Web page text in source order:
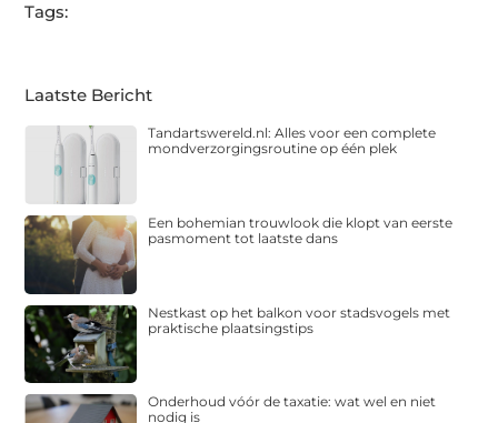
Tags:
Laatste Bericht
Tandartswereld.nl: Alles voor een complete
mondverzorgingsroutine op één plek
Een bohemian trouwlook die klopt van eerste
pasmoment tot laatste dans
Nestkast op het balkon voor stadsvogels met
praktische plaatsingstips
Onderhoud vóór de taxatie: wat wel en niet
nodig is